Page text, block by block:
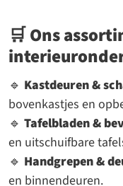
🛒Ons
🔹 Kastdeuren &
bovenkastjes en
🔹 Tafelbladen &
en uitschuifbare
🔹 Handgrepen &
en binnendeuren.